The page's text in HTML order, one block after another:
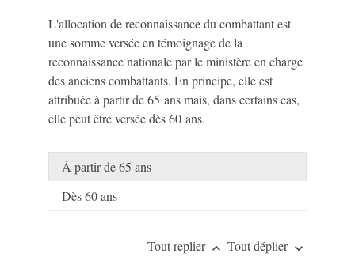
L'allocation de reconnaissance du combattant est
une somme versée en témoignage de la
reconnaissance nationale par le ministère en charge
des anciens combattants. En principe, elle est
attribuée à partir de 65 ans mais, dans certains cas,
elle peut être versée dès 60 ans.
À partir de 65 ans
Dès 60 ans
Tout replier keyboard_arrow_up Tout déplier keyboard_arrow_down